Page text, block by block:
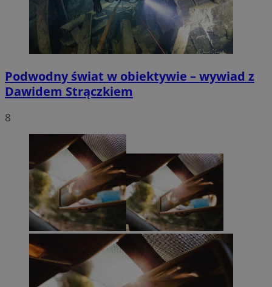
Podwodny świat w obiektywie – wywiad z
Dawidem Strączkiem
8